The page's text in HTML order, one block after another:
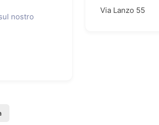
nostro
Via Lanzo 55